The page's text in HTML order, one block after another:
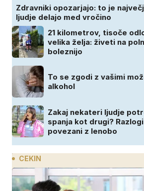
Zdravniki opozarjajo: to je
ljudje delajo med vročino
21 kilometrov, tisoče
velika želja: živeti na
boleznijo
To se zgodi z vašimi
alkohol
Zakaj nekateri ljudje
spanja kot drugi?
povezani z lenobo
CEKIN